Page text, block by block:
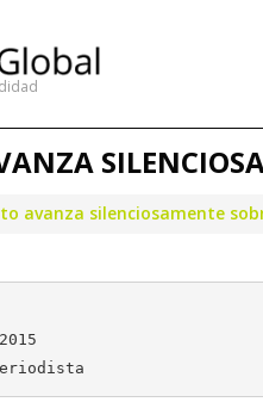
avanza silenciosamente